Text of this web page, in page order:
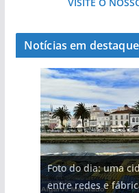
VISITE O
Notícias em destaque
Foto do dia: uma
entre redes e